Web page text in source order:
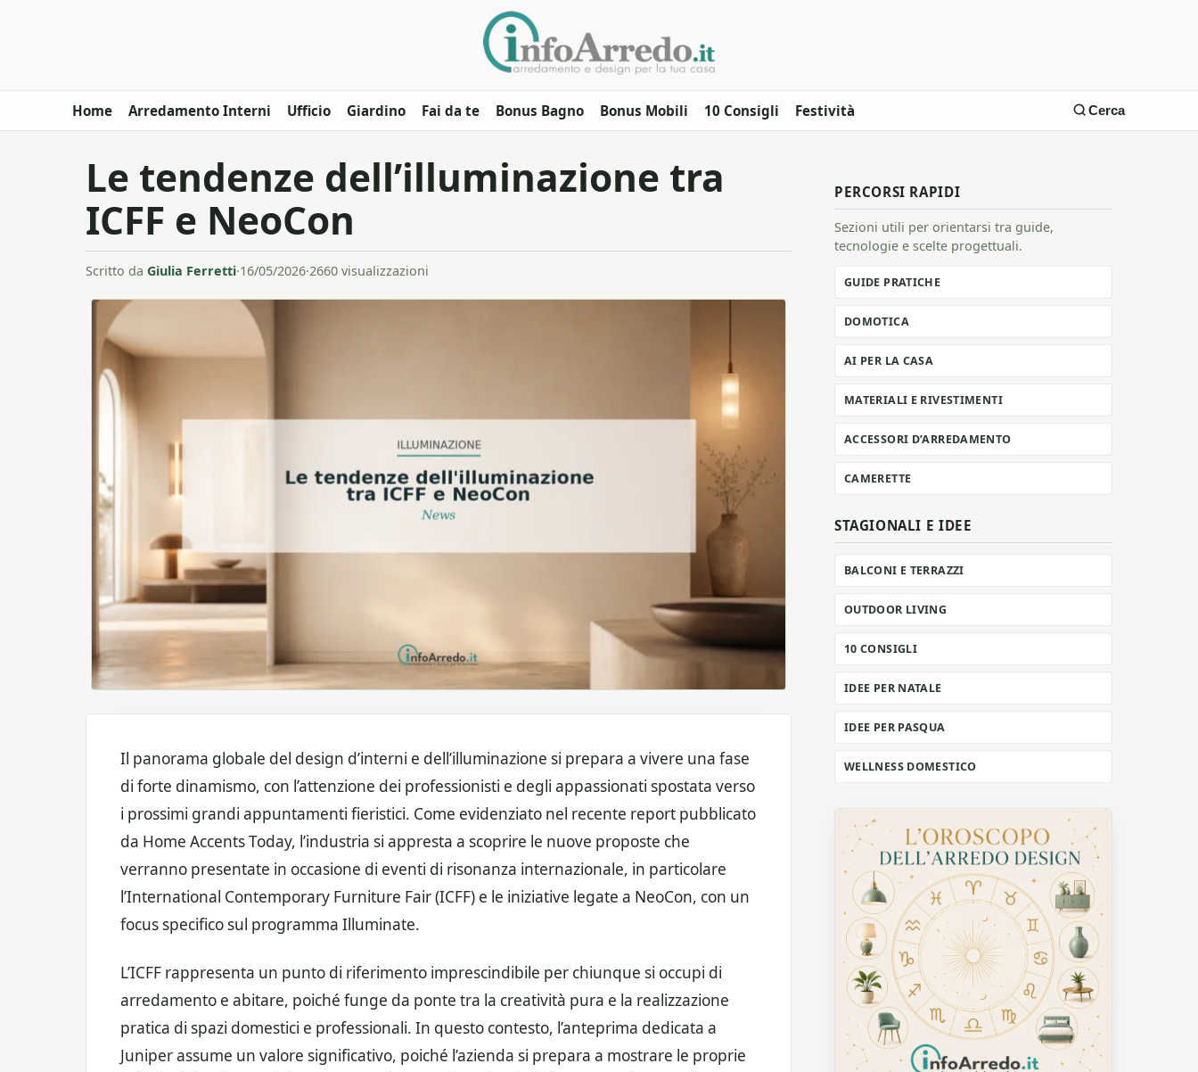
Home Arredamento Interni Ufficio Giardino Fai da te Bonus Bagno Bonus Mobili 10 Consigli Festività Cerca
Le tendenze dell’illuminazione tra
ICFF e NeoCon
Scritto da Giulia Ferretti·16/05/2026·2660 visualizzazioni
Il panorama globale del design d’interni e dell’illuminazione si prepara a vivere una fase
di forte dinamismo, con l’attenzione dei professionisti e degli appassionati spostata verso
i prossimi grandi appuntamenti fieristici. Come evidenziato nel recente report pubblicato
da Home Accents Today, l’industria si appresta a scoprire le nuove proposte che
verranno presentate in occasione di eventi di risonanza internazionale, in particolare
l’International Contemporary Furniture Fair (ICFF) e le iniziative legate a NeoCon, con un
focus specifico sul programma Illuminate.
L’ICFF rappresenta un punto di riferimento imprescindibile per chiunque si occupi di
arredamento e abitare, poiché funge da ponte tra la creatività pura e la realizzazione
pratica di spazi domestici e professionali. In questo contesto, l’anteprima dedicata a
Juniper assume un valore significativo, poiché l’azienda si prepara a mostrare le proprie
PERCORSI RAPIDI
Sezioni utili per orientarsi tra guide,
tecnologie e scelte progettuali.
GUIDE PRATICHE
DOMOTICA
AI PER LA CASA
MATERIALI E RIVESTIMENTI
ACCESSORI D’ARREDAMENTO
CAMERETTE
STAGIONALI E IDEE
BALCONI E TERRAZZI
OUTDOOR LIVING
10 CONSIGLI
IDEE PER NATALE
IDEE PER PASQUA
WELLNESS DOMESTICO